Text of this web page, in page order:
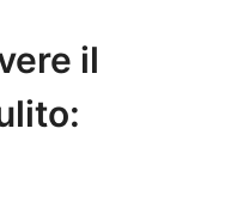
il